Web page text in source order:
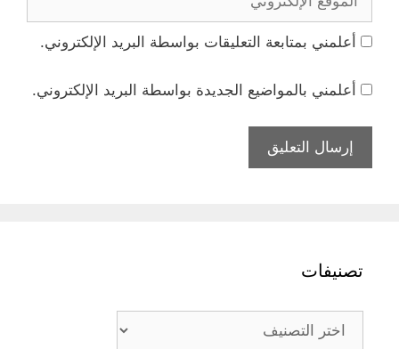
الإلكتروني
أعلمني بمتابعة التعليقات بواسطة البريد الإلكتروني.
أعلمني بالمواضيع الجديدة بواسطة البريد الإلكتروني.
تصنيفات
تصنيفات